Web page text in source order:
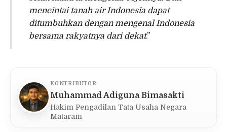
mencintai tanah air Indonesia dapat
ditumbuhkan dengan mengenal Indonesia
bersama rakyatnya dari dekat.”
KONTRIBUTOR
Muhammad Adiguna Bimasakti
Hakim Pengadilan Tata Usaha Negara
Mataram